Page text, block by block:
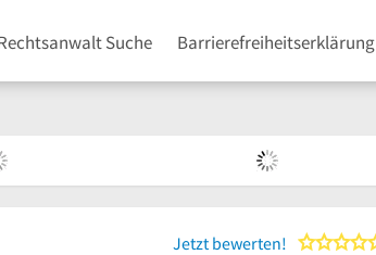
Suche Barrierefreiheitserklärung
Jetzt bewerten!